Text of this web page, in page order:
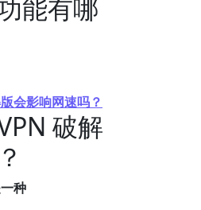
能有哪
会影响网速吗？
破解
种